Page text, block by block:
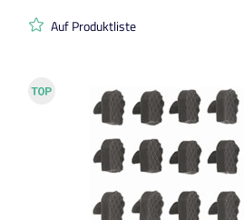
Auf Produktliste